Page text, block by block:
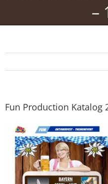
–
Fun Production Katalog